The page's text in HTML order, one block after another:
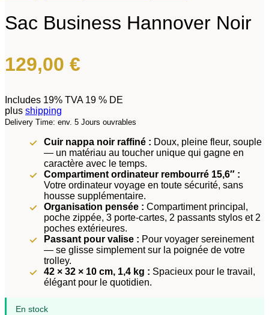
Sac Business Hannover Noir
129,00 €
Includes 19% TVA 19 % DE
plus shipping
Delivery Time: env. 5 Jours ouvrables
Cuir nappa noir raffiné : Doux, pleine fleur, souple
— un matériau au toucher unique qui gagne en
caractère avec le temps.
Compartiment ordinateur rembourré 15,6″ :
Votre ordinateur voyage en toute sécurité, sans
housse supplémentaire.
Organisation pensée : Compartiment principal,
poche zippée, 3 porte-cartes, 2 passants stylos et 2
poches extérieures.
Passant pour valise : Pour voyager sereinement
— se glisse simplement sur la poignée de votre
trolley.
42 × 32 × 10 cm, 1,4 kg : Spacieux pour le travail,
élégant pour le quotidien.
En stock